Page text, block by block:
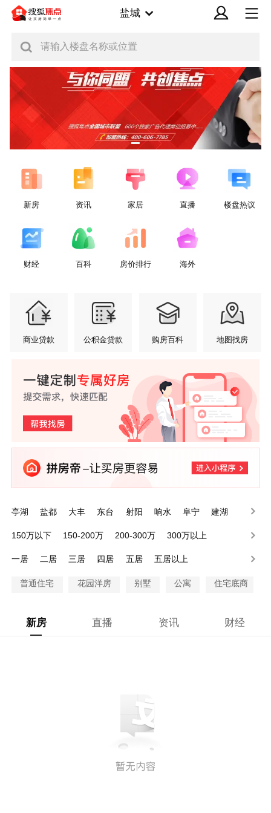
盐城
请输入楼盘名称或位置
新房 资讯 家居 直播 楼盘热议
财经 百科 房价排行 海外
商业贷款 公积金贷款 购房百科 地图找房
亭湖 盐都 大丰 东台 射阳 响水 阜宁
建湖
150万以下
150-200万 200-300万 300万以上
一居 二居 三居 四居 五居 五居以上
普通住宅 花园洋房 别墅 公寓 住宅底商
新房 直播 资讯 财经